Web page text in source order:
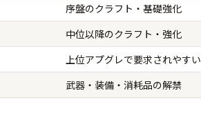
序盤のクラフト・基礎強化
中位以降のクラフト・強化
上位アプグレで要求されやすい
武器・装備・消耗品の解禁